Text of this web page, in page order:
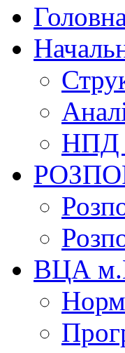
НПД
ВЦА